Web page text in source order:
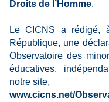
Droits de l’Homme.
Le CICNS a rédigé,
République, une
Observatoire des
éducatives,
notre site,
www.cicns.net/